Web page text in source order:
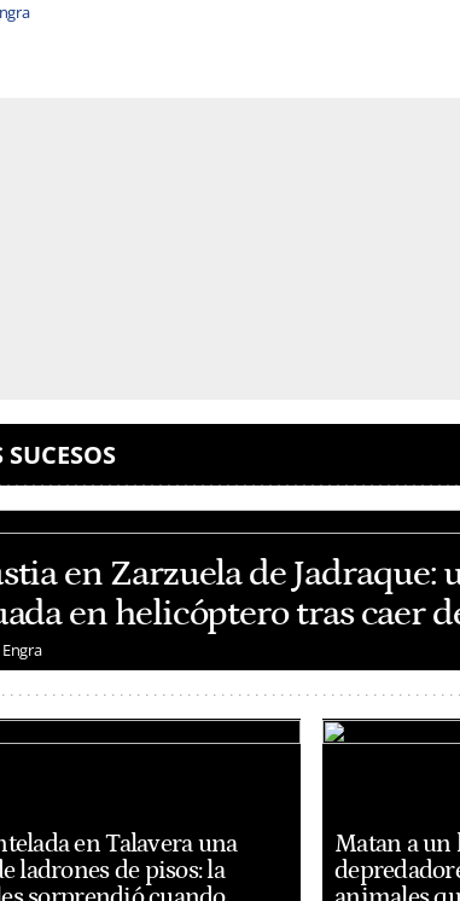
SUCESOS
en Zarzuela de Jadraque:
en helicóptero tras caer
en Talavera una
ladrones de pisos: la
Matan a un